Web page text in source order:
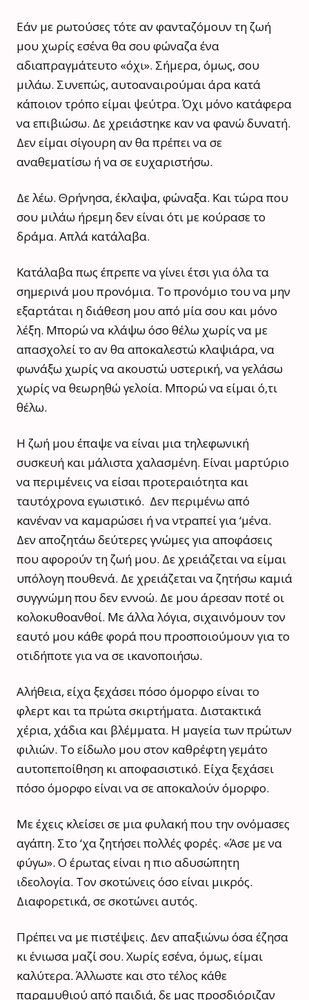
Εάν με ρωτούσες τότε αν φανταζόμουν τη ζωή
μου χωρίς εσένα θα σου φώναζα ένα
αδιαπραγμάτευτο «όχι». Σήμερα, όμως, σου
μιλάω. Συνεπώς, αυτοαναιρούμαι άρα κατά
κάποιον τρόπο είμαι ψεύτρα. Όχι μόνο κατάφερα
να επιβιώσω. Δε χρειάστηκε καν να φανώ δυνατή.
Δεν είμαι σίγουρη αν θα πρέπει να σε
αναθεματίσω ή να σε ευχαριστήσω.
Δε λέω. Θρήνησα, έκλαψα, φώναξα. Και τώρα που
σου μιλάω ήρεμη δεν είναι ότι με κούρασε το
δράμα. Απλά κατάλαβα.
Κατάλαβα πως έπρεπε να γίνει έτσι για όλα τα
σημερινά μου προνόμια. Το προνόμιο του να μην
εξαρτάται η διάθεση μου από μία σου και μόνο
λέξη. Μπορώ να κλάψω όσο θέλω χωρίς να με
απασχολεί το αν θα αποκαλεστώ κλαψιάρα, να
φωνάξω χωρίς να ακουστώ υστερική, να γελάσω
χωρίς να θεωρηθώ γελοία. Μπορώ να είμαι ό,τι
θέλω.
Η ζωή μου έπαψε να είναι μια τηλεφωνική
συσκευή και μάλιστα χαλασμένη. Είναι μαρτύριο
να περιμένεις να είσαι προτεραιότητα και
ταυτόχρονα εγωιστικό. Δεν περιμένω από
κανέναν να καμαρώσει ή να ντραπεί για ‘μένα.
Δεν αποζητάω δεύτερες γνώμες για αποφάσεις
που αφορούν τη ζωή μου. Δε χρειάζεται να είμαι
υπόλογη πουθενά. Δε χρειάζεται να ζητήσω καμιά
συγγνώμη που δεν εννοώ. Δε μου άρεσαν ποτέ οι
κολοκυθοανθοί. Με άλλα λόγια, σιχαινόμουν τον
εαυτό μου κάθε φορά που προσποιούμουν για το
οτιδήποτε για να σε ικανοποιήσω.
Αλήθεια, είχα ξεχάσει πόσο όμορφο είναι το
φλερτ και τα πρώτα σκιρτήματα. Διστακτικά
χέρια, χάδια και βλέμματα. Η μαγεία των πρώτων
φιλιών. Το είδωλο μου στον καθρέφτη γεμάτο
αυτοπεποίθηση κι αποφασιστικό. Είχα ξεχάσει
πόσο όμορφο είναι να σε αποκαλούν όμορφο.
Με έχεις κλείσει σε μια φυλακή που την ονόμασες
αγάπη. Στο ‘χα ζητήσει πολλές φορές. «Άσε με να
φύγω». Ο έρωτας είναι η πιο αδυσώπητη
ιδεολογία. Τον σκοτώνεις όσο είναι μικρός.
Διαφορετικά, σε σκοτώνει αυτός.
Πρέπει να με πιστέψεις. Δεν απαξιώνω όσα έζησα
κι ένιωσα μαζί σου. Χωρίς εσένα, όμως, είμαι
καλύτερα. Άλλωστε και στο τέλος κάθε
παραμυθιού από παιδιά, δε μας προσδιόριζαν